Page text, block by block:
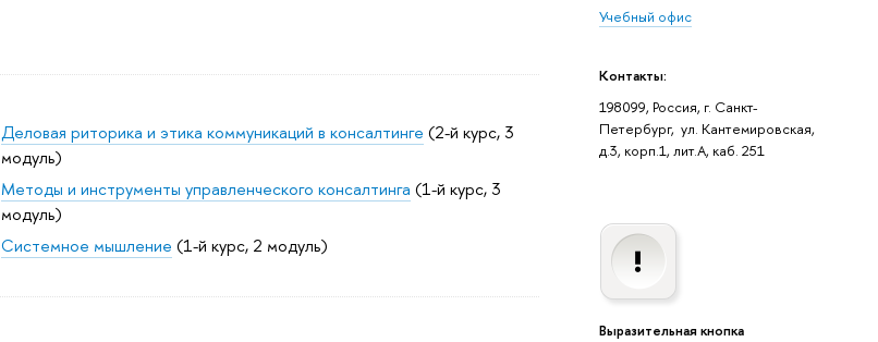
Учебный офис
Контакты:
198099, Россия, г. Санкт-
Петербург, ул. Кантемировская,
д.3, корп.1, лит.А, каб. 251
Выразительная кнопка
Деловая риторика и этика коммуникаций в консалтинге (2-й курс, 3
модуль)
Методы и инструменты управленческого консалтинга (1-й курс, 3
модуль)
Системное мышление (1-й курс, 2 модуль)